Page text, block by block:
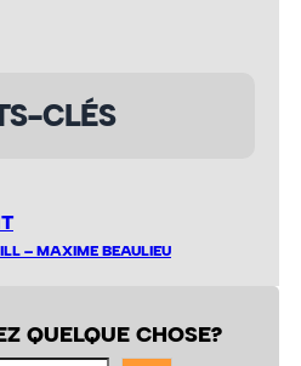
CLÉS
– MAXIME BEAULIEU
QUELQUE CHOSE?